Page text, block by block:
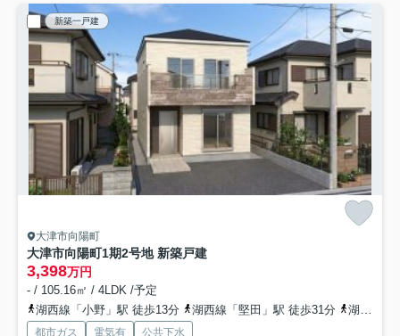
新築一戸建
大津市向陽町
大津市向陽町1期2号地 新築戸建
3,398万円
- / 105.16㎡ / 4LDK /予定
湖西線「小野」駅 徒歩13分
湖西線「堅田」駅 徒歩31分 湖西線「和邇」駅 徒歩42分
都市ガス 電気有 公共下水